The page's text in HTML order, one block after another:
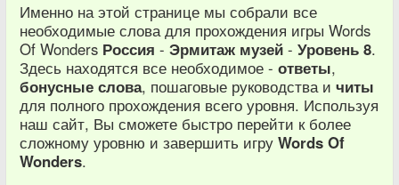
Именно на этой странице мы собрали все
необходимые слова для прохождения игры Words
Of Wonders Россия - Эрмитаж музей - Уровень 8.
Здесь находятся все необходимое - ответы,
бонусные слова, пошаговые руководства и читы
для полного прохождения всего уровня. Используя
наш сайт, Вы сможете быстро перейти к более
сложному уровню и завершить игру Words Of
Wonders.